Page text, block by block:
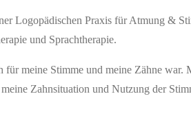
Logopädischen Praxis für Atmung &
und Sprachtherapie.
für meine Stimme und meine Zähne war.
Zahnsituation und Nutzung der